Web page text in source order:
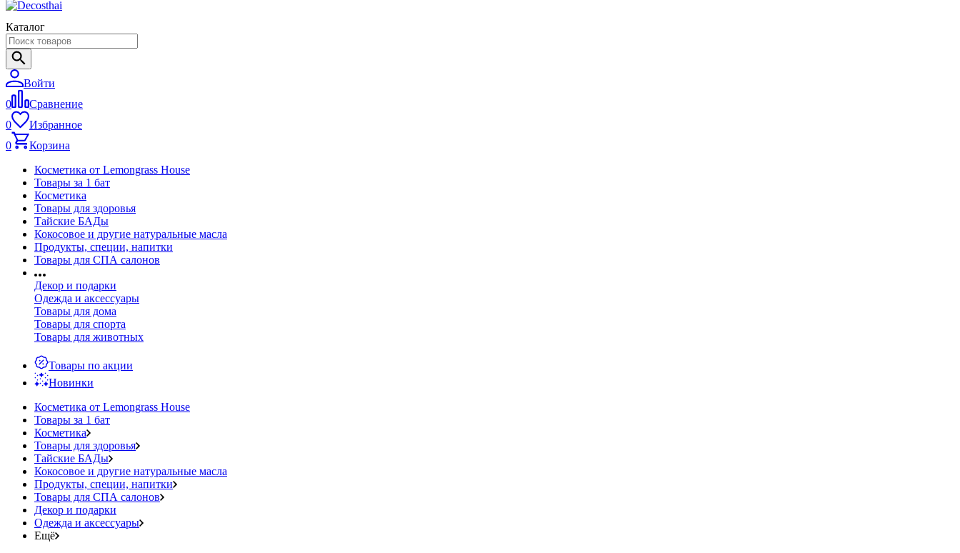
Каталог
Войти
0
Сравнение
0
Избранное
0
Корзина
Косметика от Lemongrass House
Товары за 1 бат
Косметика
Товары для здоровья
Тайские БАДы
Кокосовое и другие натуральные масла
Продукты, специи, напитки
Товары для СПА салонов
Декор и подарки
Одежда и аксессуары
Товары для дома
Товары для спорта
Товары для животных
Товары по акции
Новинки
Косметика от Lemongrass House
Товары за 1 бат
Косметика
Товары для здоровья
Тайские БАДы
Кокосовое и другие натуральные масла
Продукты, специи, напитки
Товары для СПА салонов
Декор и подарки
Одежда и аксессуары
Ещё